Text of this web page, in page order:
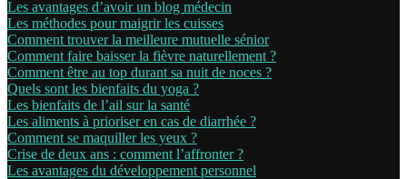
Les avantages d’avoir un blog médecin
Les méthodes pour maigrir les cuisses
Comment trouver la meilleure mutuelle sénior
Comment faire baisser la fièvre naturellement ?
Comment être au top durant sa nuit de noces ?
Quels sont les bienfaits du yoga ?
Les bienfaits de l’ail sur la santé
Les aliments à prioriser en cas de diarrhée ?
Comment se maquiller les yeux ?
Crise de deux ans : comment l’affronter ?
Les avantages du développement personnel